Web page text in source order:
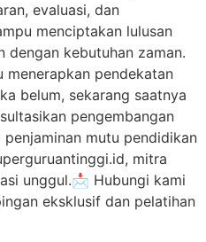
evaluasi, dan
menciptakan lulusan
dengan kebutuhan zaman.
menerapkan pendekatan
belum, sekarang saatnya
pengembangan
mutu pendidikan
mitra
unggul.📩 Hubungi kami
eksklusif dan pelatihan